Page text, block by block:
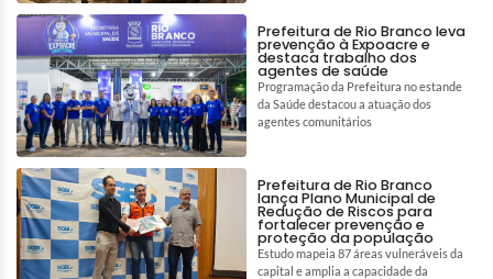
Prefeitura de Rio Branco leva
prevenção à Expoacre e
destaca trabalho dos
agentes de saúde
Programação da Prefeitura no estande
da Saúde destacou a atuação dos
agentes comunitários
Prefeitura de Rio Branco
lança Plano Municipal de
Redução de Riscos para
fortalecer prevenção e
proteção da população
Estudo mapeia 87 áreas vulneráveis da
capital e amplia a capacidade da